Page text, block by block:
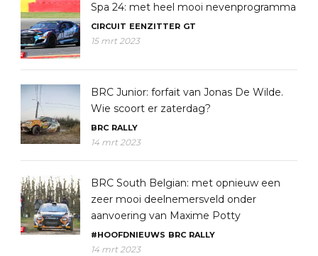
Spa 24: met heel mooi nevenprogramma
CIRCUIT EENZITTER GT
15 mrt 2023
BRC Junior: forfait van Jonas De Wilde.
Wie scoort er zaterdag?
BRC RALLY
14 mrt 2023
BRC South Belgian: met opnieuw een
zeer mooi deelnemersveld onder
aanvoering van Maxime Potty
#HOOFDNIEUWS BRC RALLY
14 mrt 2023